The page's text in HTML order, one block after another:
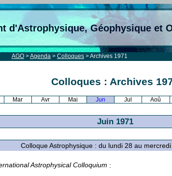
d'Astrophysique, Géophysique et
AGO >Agenda > Colloques > Archives 1971
Colloques : Archives
Mar Avr Mai Jun Jul Aoû
Juin 1971
Colloque Astrophysique : du lundi 28 au
Astrophysical Colloquium :